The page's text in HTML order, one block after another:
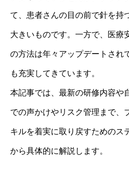
て、患者さんの目の前で針を持
大きいものです。一方で、医療
の方法は年々アップデートされ
も充実してきています。
本記事では、最新の研修内容や
での声かけやリスク管理まで、
キルを着実に取り戻すためのス
から具体的に解説します。